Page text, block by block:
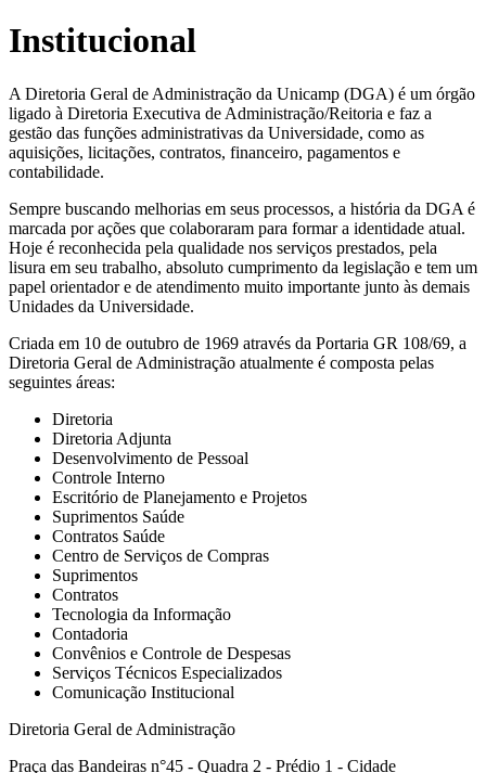
Institucional
A Diretoria Geral de Administração da Unicamp (DGA) é um órgão
ligado à Diretoria Executiva de Administração/Reitoria e faz a
gestão das funções administrativas da Universidade, como as
aquisições, licitações, contratos, financeiro, pagamentos e
contabilidade.
Sempre buscando melhorias em seus processos, a história da DGA é
marcada por ações que colaboraram para formar a identidade atual.
Hoje é reconhecida pela qualidade nos serviços prestados, pela
lisura em seu trabalho, absoluto cumprimento da legislação e tem um
papel orientador e de atendimento muito importante junto às demais
Unidades da Universidade.
Criada em 10 de outubro de 1969 através da Portaria GR 108/69, a
Diretoria Geral de Administração atualmente é composta pelas
seguintes áreas:
Diretoria
Diretoria Adjunta
Desenvolvimento de Pessoal
Controle Interno
Escritório de Planejamento e Projetos
Suprimentos Saúde
Contratos Saúde
Centro de Serviços de Compras
Suprimentos
Contratos
Tecnologia da Informação
Contadoria
Convênios e Controle de Despesas
Serviços Técnicos Especializados
Comunicação Institucional
Diretoria Geral de Administração
Praça das Bandeiras n°45 - Quadra 2 - Prédio 1 - Cidade